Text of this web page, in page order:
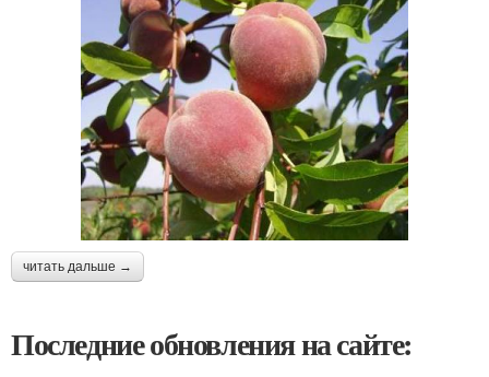
читать дальше →
Последние обновления на сайте: